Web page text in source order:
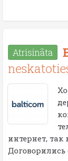
Atrisināta
интернет,
Договорились